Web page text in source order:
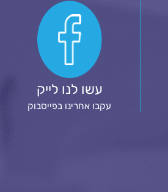
עשו לנו לייק
עקבו אחרינו בפייסבוק